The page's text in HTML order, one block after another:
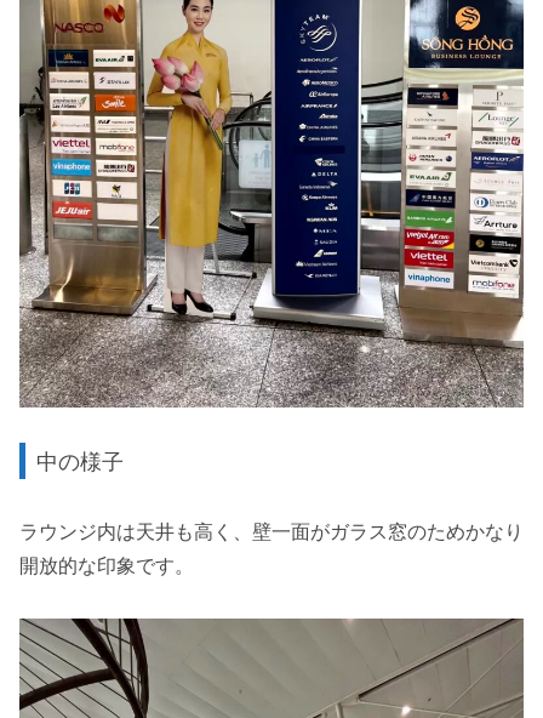
中の様子
ラウンジ内は天井も高く、壁一面がガラス窓のためかなり
開放的な印象です。